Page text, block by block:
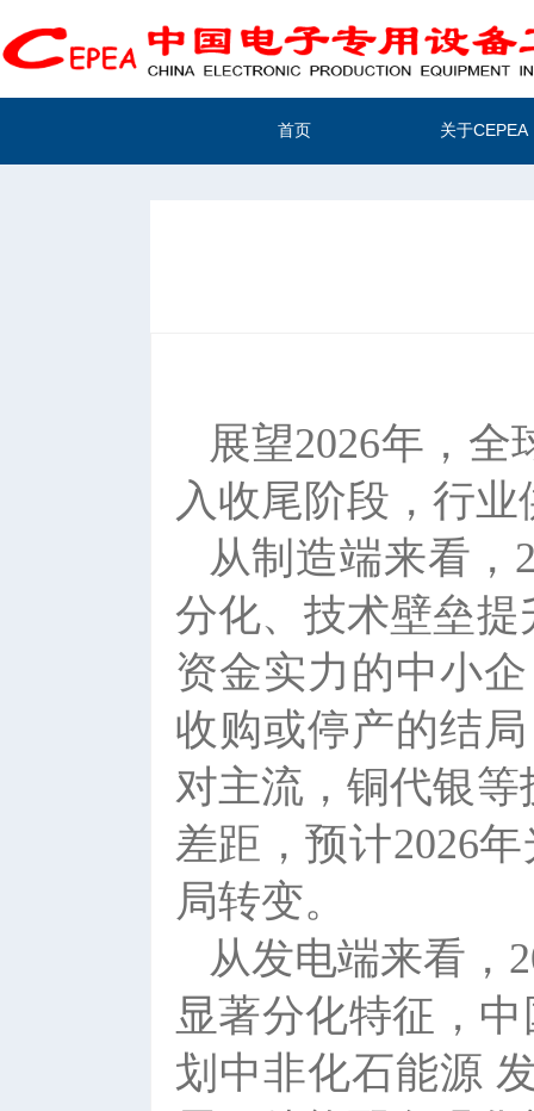
首页 关于CEPEA
展望2026年，
入收尾阶段，行
从制造端来看，
分化、技术壁垒
资金实力的中小
收购或停产的结
对主流，铜代银
差距，预计2026
局转变。
从发电端来看，
显著分化特征，
划中非化石能源